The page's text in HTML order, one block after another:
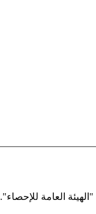
العامة للإحصاء".